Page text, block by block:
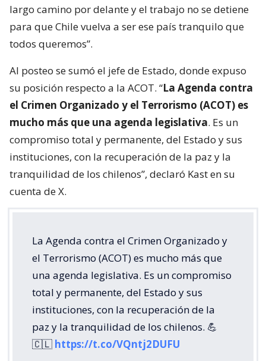
largo camino por delante y el trabajo no se detiene
para que Chile vuelva a ser ese país tranquilo que
todos queremos”.
Al posteo se sumó el jefe de Estado, donde expuso
su posición respecto a la ACOT. “La Agenda contra
el Crimen Organizado y el Terrorismo (ACOT) es
mucho más que una agenda legislativa. Es un
compromiso total y permanente, del Estado y sus
instituciones, con la recuperación de la paz y la
tranquilidad de los chilenos”, declaró Kast en su
cuenta de X.
La Agenda contra el Crimen Organizado y
el Terrorismo (ACOT) es mucho más que
una agenda legislativa. Es un compromiso
total y permanente, del Estado y sus
instituciones, con la recuperación de la
paz y la tranquilidad de los chilenos. 💪
🇨🇱 https://t.co/VQntj2DUFU